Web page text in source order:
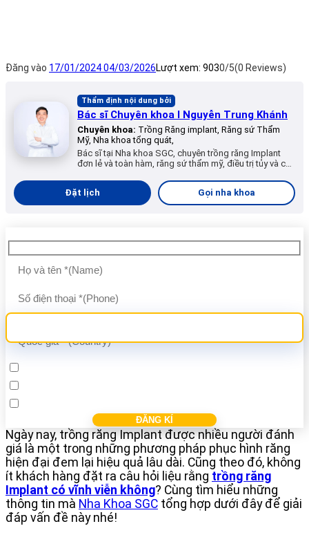
Đăng vào 17/01/202404/03/2026Lượt xem: 9030/5(0 Reviews)
Thẩm định nội dung bởi
Bác sĩ Chuyên khoa I Nguyễn Trung Khánh
Chuyên khoa: Trồng Răng implant, Răng sứ Thẩm
Mỹ, Nha khoa tổng quát,
Bác sĩ tại Nha khoa SGC, chuyên trồng răng Implant
đơn lẻ và toàn hàm, răng sứ thẩm mỹ, điều trị tủy và các
Đặt lịch
Gọi nha khoa
Ngày nay, trồng răng Implant được nhiều người đánh
giá là một trong những phương pháp phục hình răng
hiện đại đem lại hiệu quả lâu dài. Cũng theo đó, không
ít khách hàng đặt ra câu hỏi liệu rằng trồng răng
Implant có vĩnh viễn không? Cùng tìm hiểu những
thông tin mà Nha Khoa SGC tổng hợp dưới đây để giải
đáp vấn đề này nhé!